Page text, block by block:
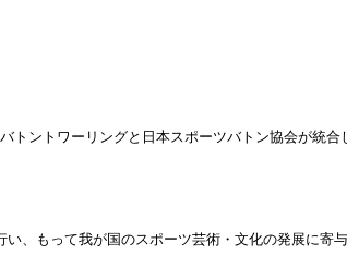
トントワー リングと日本スポーツバトン協会が統
い、もって我が国のスポーツ芸術・文化の発展に寄